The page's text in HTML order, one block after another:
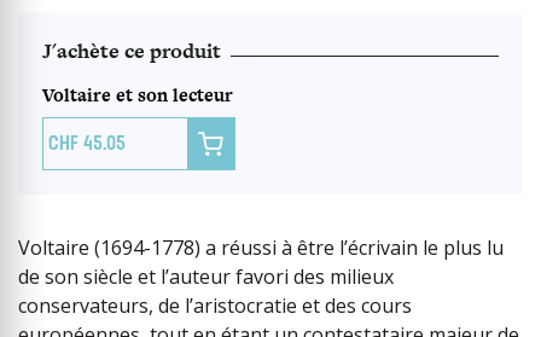
J'achète ce produit
Voltaire et son lecteur
45.05 
Voltaire (1694-1778) a réussi à être l’écrivain le plus lu
de son siècle et l’auteur favori des milieux
conservateurs, de l’aristocratie et des cours